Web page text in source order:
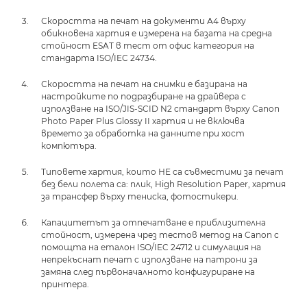
Скоростта на печат на документи А4 върху
обикновена хартия е измерена на базата на средна
стойност ESAT в тест от офис категория на
стандарта ISO/IEC 24734.
Скоростта на печат на снимки е базирана на
настройките по подразбиране на драйвера с
използване на ISO/JIS-SCID N2 стандарт върху Canon
Photo Paper Plus Glossy II хартия и не включва
времето за обработка на данните при хост
компютъра.
Типовете хартия, които НЕ са съвместими за печат
без бели полета са: плик, High Resolution Paper, хартия
за трансфер върху тениска, фотостикери.
Капацитетът за отпечатване е приблизителна
стойност, измерена чрез тестов метод на Canon с
помощта на еталон ISO/IEC 24712 и симулация на
непрекъснат печат с използване на патрони за
замяна след първоначалното конфигуриране на
принтера.